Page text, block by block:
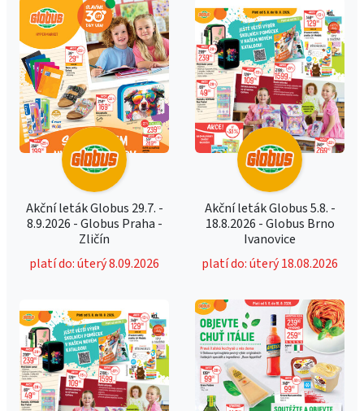
Akční leták Globus 29.7. -
8.9.2026 - Globus Praha -
Zličín
platí do: úterý 8.09.2026
Akční leták Globus 5.8. -
18.8.2026 - Globus Brno
Ivanovice
platí do: úterý 18.08.2026